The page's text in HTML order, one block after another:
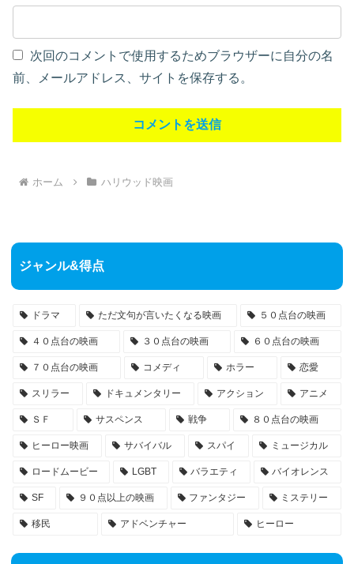
次回のコメントで使用するためブラウザーに自分の名
前、メールアドレス、サイトを保存する。
ホーム ハリウッド映画
ジャンル&得点
ドラマ ただ文句が言いたくなる映画 ５０点台の映画
４０点台の映画 ３０点台の映画 ６０点台の映画
７０点台の映画 コメディ ホラー 恋愛
スリラー ドキュメンタリー アクション アニメ
ＳＦ サスペンス 戦争 ８０点台の映画
ヒーロー映画 サバイバル スパイ ミュージカル
ロードムービー LGBT バラエティ バイオレンス
SF ９０点以上の映画 ファンタジー ミステリー
移民 アドベンチャー ヒーロー